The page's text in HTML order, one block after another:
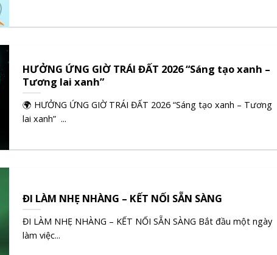
HƯỞNG ỨNG GIỜ TRÁI ĐẤT 2026 “Sáng tạo xanh –
Tương lai xanh”
🌍 HƯỞNG ỨNG GIỜ TRÁI ĐẤT 2026 “Sáng tạo xanh – Tương
lai xanh” ...
ĐI LÀM NHẸ NHÀNG – KẾT NỐI SẴN SÀNG
ĐI LÀM NHẸ NHÀNG – KẾT NỐI SẴN SÀNG Bắt đầu một ngày
làm việc...